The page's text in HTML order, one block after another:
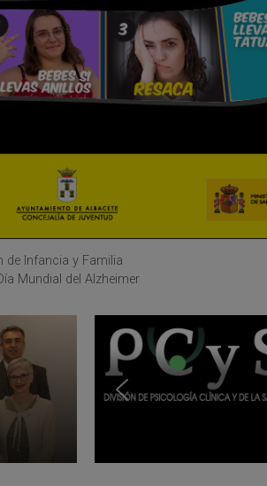
de Infancia y Familia
Mundial del Alzheimer